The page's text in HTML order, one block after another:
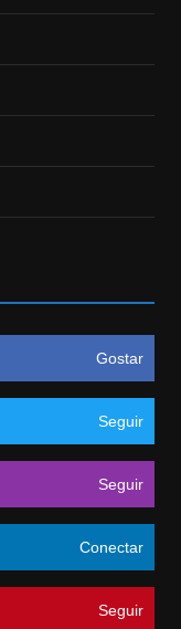
Gostar
Seguir
Seguir
Conectar
Seguir